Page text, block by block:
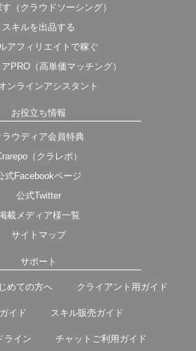
（クラウドソーシング）
スキルを出品する
アフィリエイトで稼ぐ
PRO（高単価マッチング）
ンラインアシスタント
お役立ち情報
ラウディア会員特典
（クラレポ）
式Facebookページ
公式Twitter
載メディア様一覧
サイトマップ
サポート
めての方へ クライアント用ガイド
イド スキル販売ガイド
ライン チャットご利用ガイド